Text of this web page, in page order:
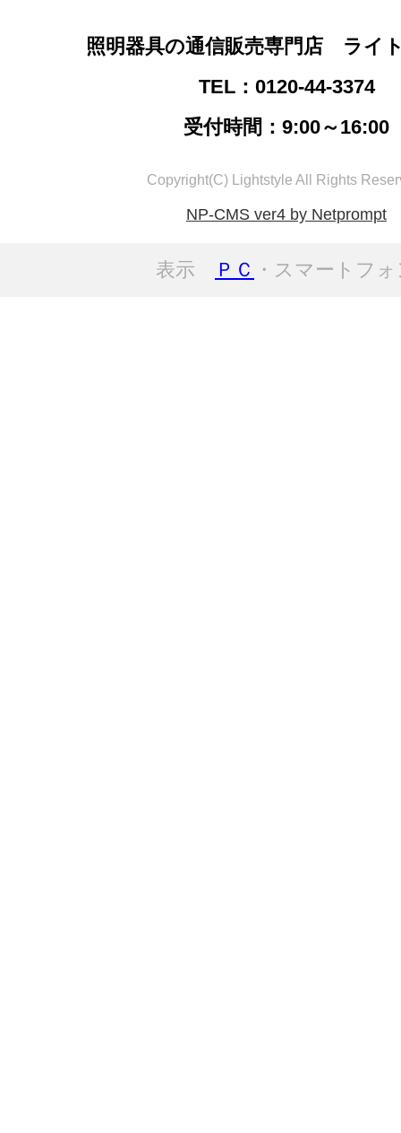
照明器具の通信販売専門店 ライ
TEL：0120-44-3374
受付時間：9:00～16:00
Copyright(C) Lightstyle All Rights
NP-CMS ver4 by Netprompt
表示 ＰＣ ・スマートフ